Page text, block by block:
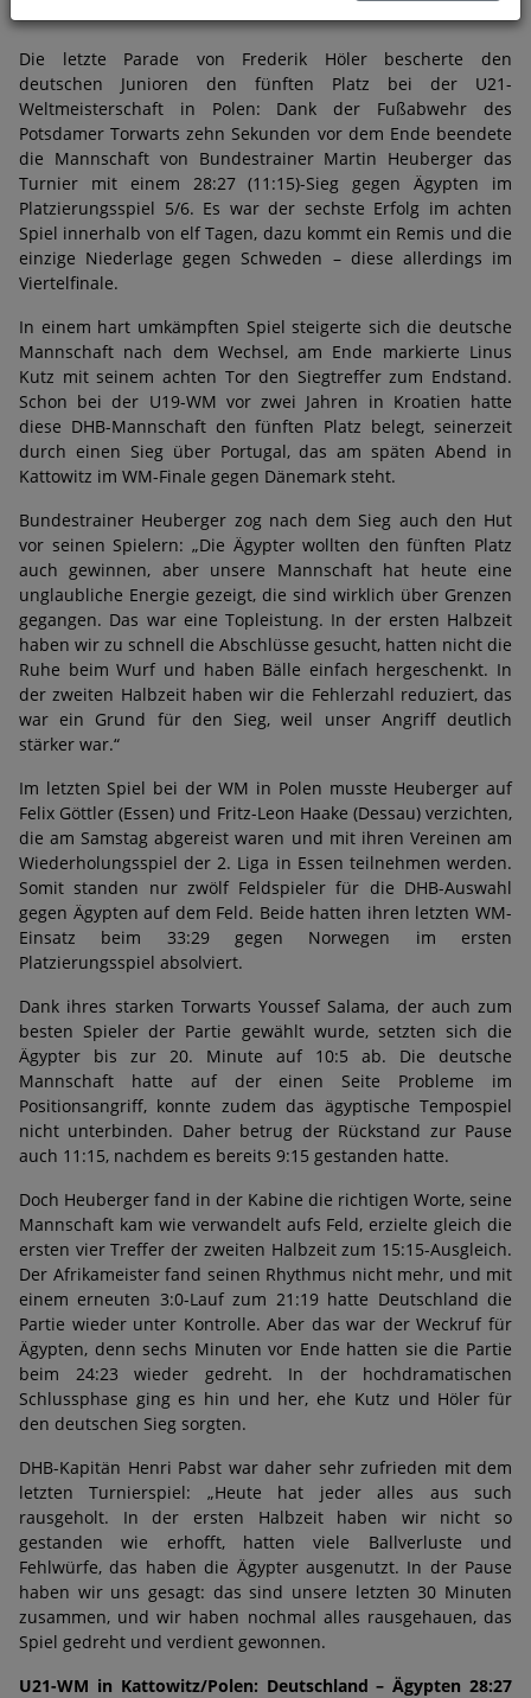
Die letzte Parade von Frederik Höler bescherte den
deutschen Junioren den fünften Platz bei der U21-
Weltmeisterschaft in Polen: Dank der Fußabwehr des
Potsdamer Torwarts zehn Sekunden vor dem Ende beendete
die Mannschaft von Bundestrainer Martin Heuberger das
Turnier mit einem 28:27 (11:15)-Sieg gegen Ägypten im
Platzierungsspiel 5/6. Es war der sechste Erfolg im achten
Spiel innerhalb von elf Tagen, dazu kommt ein Remis und die
einzige Niederlage gegen Schweden – diese allerdings im
Viertelfinale.
In einem hart umkämpften Spiel steigerte sich die deutsche
Mannschaft nach dem Wechsel, am Ende markierte Linus
Kutz mit seinem achten Tor den Siegtreffer zum Endstand.
Schon bei der U19-WM vor zwei Jahren in Kroatien hatte
diese DHB-Mannschaft den fünften Platz belegt, seinerzeit
durch einen Sieg über Portugal, das am späten Abend in
Kattowitz im WM-Finale gegen Dänemark steht.
Bundestrainer Heuberger zog nach dem Sieg auch den Hut
vor seinen Spielern: „Die Ägypter wollten den fünften Platz
auch gewinnen, aber unsere Mannschaft hat heute eine
unglaubliche Energie gezeigt, die sind wirklich über Grenzen
gegangen. Das war eine Topleistung. In der ersten Halbzeit
haben wir zu schnell die Abschlüsse gesucht, hatten nicht die
Ruhe beim Wurf und haben Bälle einfach hergeschenkt. In
der zweiten Halbzeit haben wir die Fehlerzahl reduziert, das
war ein Grund für den Sieg, weil unser Angriff deutlich
stärker war.“
Im letzten Spiel bei der WM in Polen musste Heuberger auf
Felix Göttler (Essen) und Fritz-Leon Haake (Dessau) verzichten,
die am Samstag abgereist waren und mit ihren Vereinen am
Wiederholungsspiel der 2. Liga in Essen teilnehmen werden.
Somit standen nur zwölf Feldspieler für die DHB-Auswahl
gegen Ägypten auf dem Feld. Beide hatten ihren letzten WM-
Einsatz beim 33:29 gegen Norwegen im ersten
Platzierungsspiel absolviert.
Dank ihres starken Torwarts Youssef Salama, der auch zum
besten Spieler der Partie gewählt wurde, setzten sich die
Ägypter bis zur 20. Minute auf 10:5 ab. Die deutsche
Mannschaft hatte auf der einen Seite Probleme im
Positionsangriff, konnte zudem das ägyptische Tempospiel
nicht unterbinden. Daher betrug der Rückstand zur Pause
auch 11:15, nachdem es bereits 9:15 gestanden hatte.
Doch Heuberger fand in der Kabine die richtigen Worte, seine
Mannschaft kam wie verwandelt aufs Feld, erzielte gleich die
ersten vier Treffer der zweiten Halbzeit zum 15:15-Ausgleich.
Der Afrikameister fand seinen Rhythmus nicht mehr, und mit
einem erneuten 3:0-Lauf zum 21:19 hatte Deutschland die
Partie wieder unter Kontrolle. Aber das war der Weckruf für
Ägypten, denn sechs Minuten vor Ende hatten sie die Partie
beim 24:23 wieder gedreht. In der hochdramatischen
Schlussphase ging es hin und her, ehe Kutz und Höler für
den deutschen Sieg sorgten.
DHB-Kapitän Henri Pabst war daher sehr zufrieden mit dem
letzten Turnierspiel: „Heute hat jeder alles aus such
rausgeholt. In der ersten Halbzeit haben wir nicht so
gestanden wie erhofft, hatten viele Ballverluste und
Fehlwürfe, das haben die Ägypter ausgenutzt. In der Pause
haben wir uns gesagt: das sind unsere letzten 30 Minuten
zusammen, und wir haben nochmal alles rausgehauen, das
Spiel gedreht und verdient gewonnen.
U21-WM in Kattowitz/Polen: Deutschland – Ägypten 28:27